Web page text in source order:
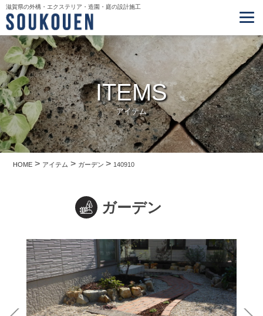
滋賀県の外構・エクステリア・造園・庭の設計施工
ITEMS
アイテム
HOME > アイテム > ガーデン> 140910
ガーデン